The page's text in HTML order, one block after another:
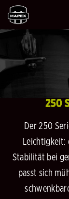
250
Der 250
Leichtigkeit:
Stabilität bei
passt sich